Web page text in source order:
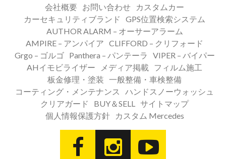
会社概要
お問い合わせ
カスタムカー
カーセキュリティブランド
GPS位置検索システム
AUTHOR ALARM – オーサーアラーム
AMPIRE – アンパイア CLIFFORD – クリフォード
Grgo – ゴルゴ
Panthera – パンテーラ
VIPER – バイパー
AHイモビライザー
メディア掲載
フィルム施工
板金修理・塗装 一般整備・車検整備
コーティング・メンテナンス
ハンドスノーウォッシュ
クリアガード
BUY＆SELL
サイトマップ
個人情報保護方針
カスタム Mercedes